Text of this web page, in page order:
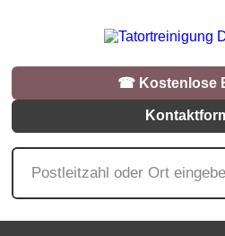
☎︎ Kostenlose